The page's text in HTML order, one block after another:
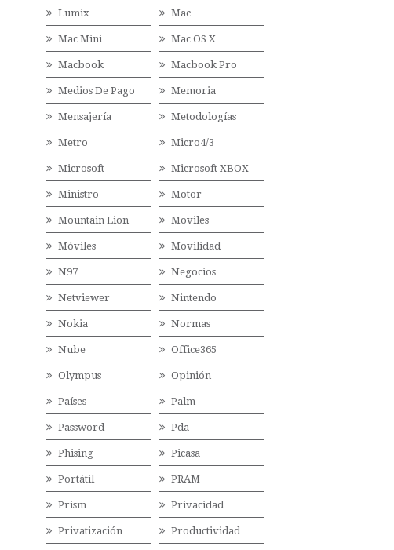
Lumix Mac
Mac Mini Mac OS X
Macbook Macbook Pro
Medios De Pago Memoria
Mensajería Metodologías
Metro Micro4/3
Microsoft Microsoft XBOX
Ministro Motor
Mountain Lion Moviles
Móviles Movilidad
N97 Negocios
Netviewer Nintendo
Nokia Normas
Nube Office365
Olympus Opinión
Países Palm
Password Pda
Phising Picasa
Portátil PRAM
Prism Privacidad
Privatización Productividad